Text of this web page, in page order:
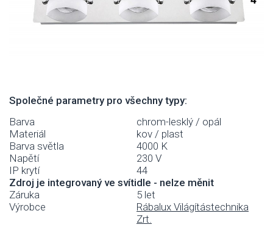
Společné parametry pro všechny typy:
Barva
chrom-lesklý / opál
Materiál
kov / plast
Barva světla
4000 K
Napětí
230 V
IP krytí
44
Zdroj je integrovaný ve svítidle - nelze měnit
Záruka
5 let
Výrobce
Rábalux Világítástechnika
Zrt.